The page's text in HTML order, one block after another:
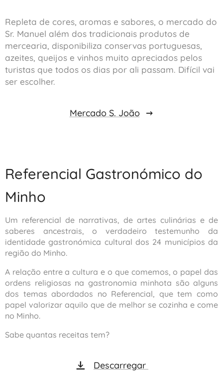
Repleta de cores, aromas e sabores, o mercado do
Sr. Manuel além dos tradicionais produtos de
mercearia, disponibiliza conservas portuguesas,
azeites, queijos e vinhos muito apreciados pelos
turistas que todos os dias por ali passam. Difícil vai
ser escolher.
Mercado S. João
Referencial Gastronómico do
Minho
Um referencial de narrativas, de artes culinárias e de
saberes ancestrais, o verdadeiro testemunho da
identidade gastronómica cultural dos 24 municípios da
região do Minho.
A relação entre a cultura e o que comemos, o papel das
ordens religiosas na gastronomia minhota são alguns
dos temas abordados no Referencial, que tem como
papel valorizar aquilo que de melhor se cozinha e come
no Minho.
Sabe quantas receitas tem? 🍽️🍷
Descarregar